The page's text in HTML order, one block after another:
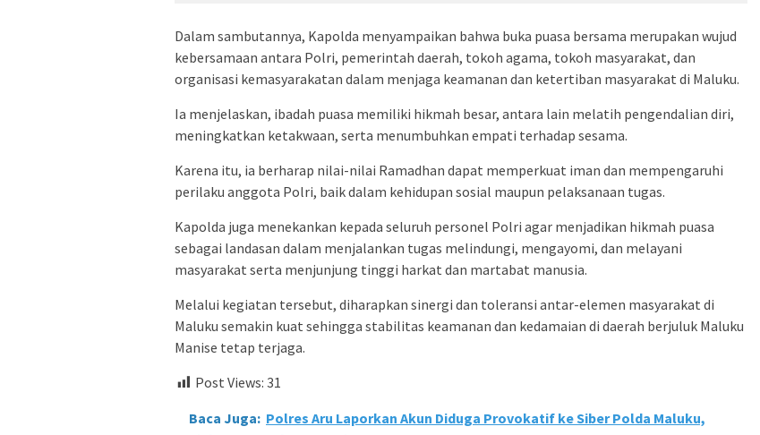
Dalam sambutannya, Kapolda menyampaikan bahwa buka puasa bersama merupakan wujud
kebersamaan antara Polri, pemerintah daerah, tokoh agama, tokoh masyarakat, dan
organisasi kemasyarakatan dalam menjaga keamanan dan ketertiban masyarakat di Maluku.
Ia menjelaskan, ibadah puasa memiliki hikmah besar, antara lain melatih pengendalian diri,
meningkatkan ketakwaan, serta menumbuhkan empati terhadap sesama.
Karena itu, ia berharap nilai-nilai Ramadhan dapat memperkuat iman dan mempengaruhi
perilaku anggota Polri, baik dalam kehidupan sosial maupun pelaksanaan tugas.
Kapolda juga menekankan kepada seluruh personel Polri agar menjadikan hikmah puasa
sebagai landasan dalam menjalankan tugas melindungi, mengayomi, dan melayani
masyarakat serta menjunjung tinggi harkat dan martabat manusia.
Melalui kegiatan tersebut, diharapkan sinergi dan toleransi antar-elemen masyarakat di
Maluku semakin kuat sehingga stabilitas keamanan dan kedamaian di daerah berjuluk Maluku
Manise tetap terjaga.
Post Views: 31
Baca Juga: Polres Aru Laporkan Akun Diduga Provokatif ke Siber Polda Maluku,